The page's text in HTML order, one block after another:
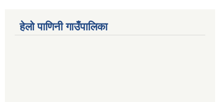
हेलो पाणिनी गाउँपालिका